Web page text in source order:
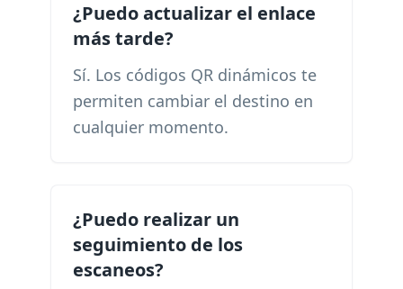
¿Puedo actualizar el enlace
más tarde?
Sí. Los códigos QR dinámicos te
permiten cambiar el destino en
cualquier momento.
¿Puedo realizar un
seguimiento de los
escaneos?